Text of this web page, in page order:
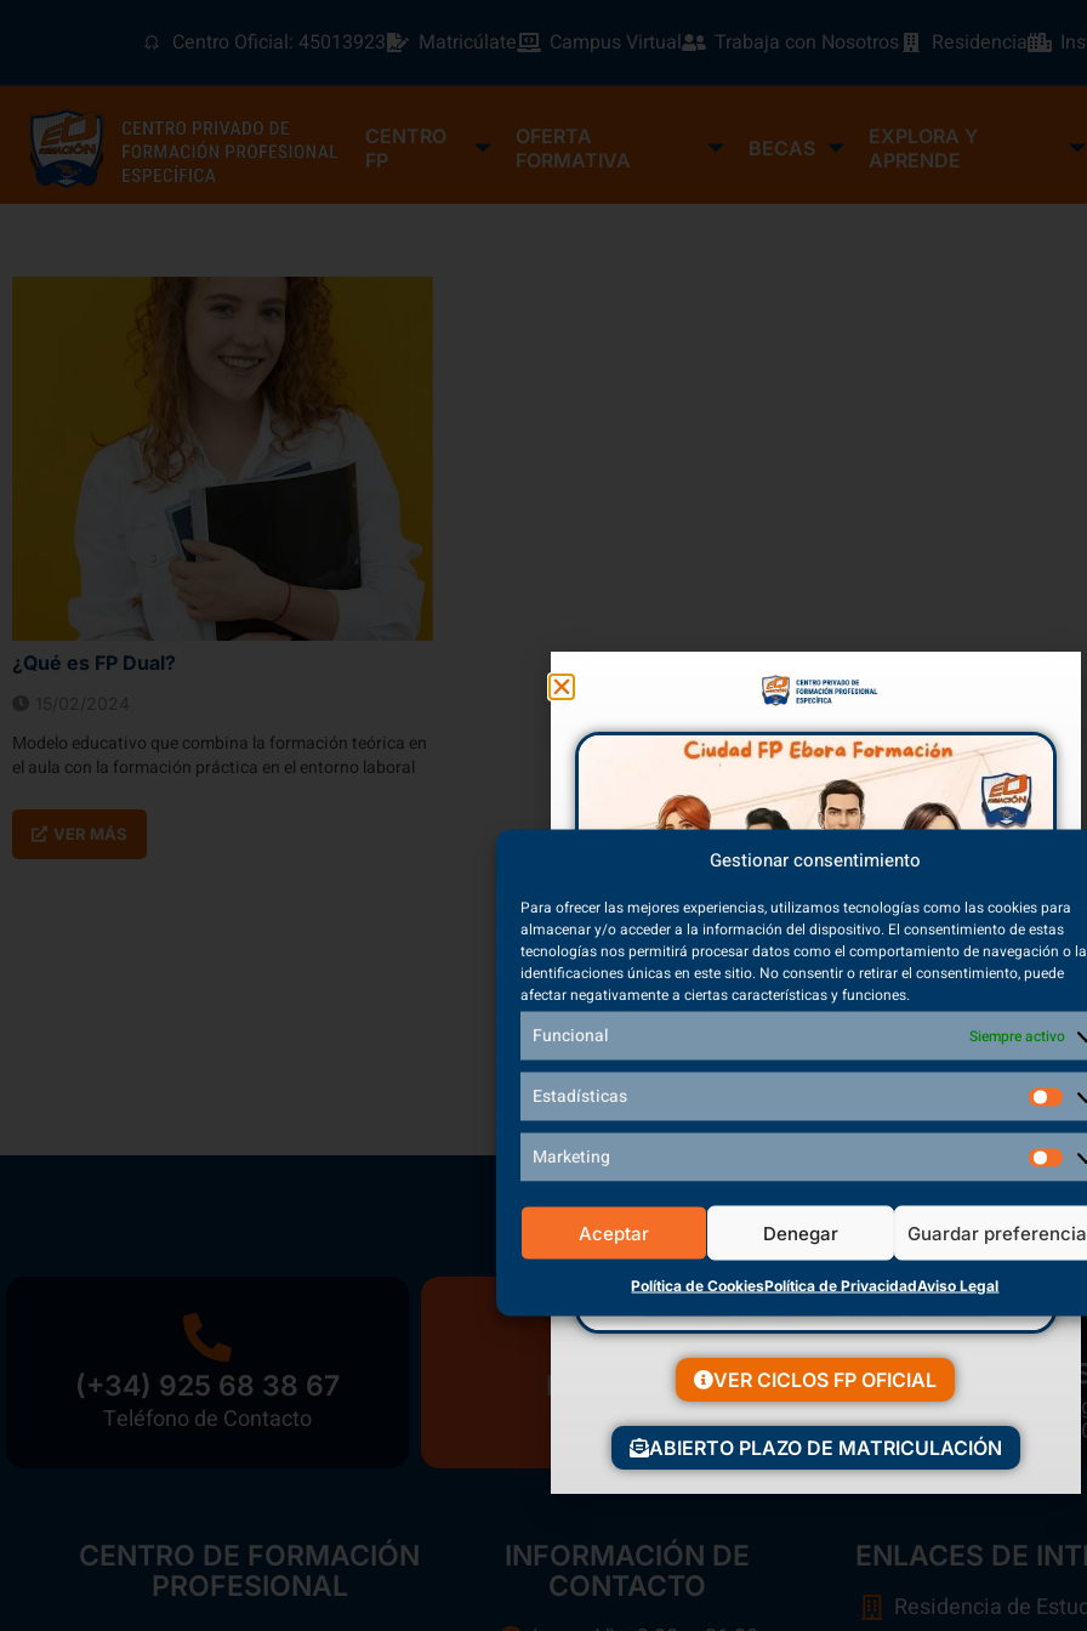
Gestionar consentimiento
Para ofrecer las mejores experiencias, utilizamos tecnologías como las cookies para
almacenar y/o acceder a la información del dispositivo. El consentimiento de estas
tecnologías nos permitirá procesar datos como el comportamiento de navegación o
identificaciones únicas en este sitio. No consentir o retirar el consentimiento, puede
afectar negativamente a ciertas características y funciones.
Funcional Siempre activo
Estadísticas
Marketing
Aceptar Denegar Guardar
Política de CookiesPolítica de PrivacidadAviso Legal
Centro Oficial: 45013923 Matricúlate Campus Virtual Trabaja con Nosotros Residencia
CENTRO
FP
OFERTA
FORMATIVA
BECAS
EXPLORA Y
APRENDE
¿Qué es FP Dual?
Modelo educativo que combina la formación teórica en
el aula con la formación práctica en el entorno laboral
VER MÁS
(+34) 925 68 38 67
Teléfono de Contacto
Matriculación Abierta
¡Reserva tu plaza ahora!
CENTRO DE FORMACIÓN
PROFESIONAL
INFORMACIÓN DE
CONTACTO
ENLACES DE
Residencia de
VER CICLOS FP OFICIAL
ABIERTO PLAZO DE MATRICULACIÓN